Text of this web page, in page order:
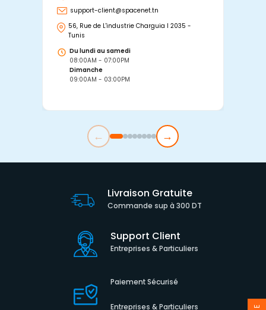
support-client@spacenet.tn
56, Rue de L'industrie Charguia I 2035 -
Tunis
Du lundi au samedi
08:00AM - 07:00PM
Dimanche
09:00AM - 03:00PM
← →
Livraison Gratuite
Commande sup à 300 DT
Support Client
Entreprises & Particuliers
Paiement Sécurisé
Entreprises & Particuliers